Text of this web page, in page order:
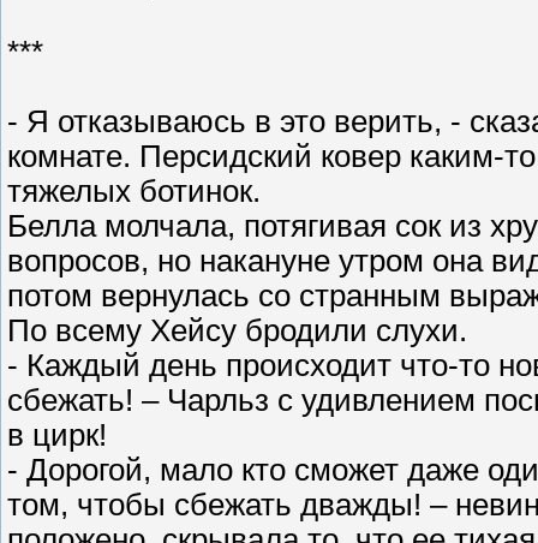
***
- Я отказываюсь в это верить, -
комнате. Персидский ковер каким-
тяжелых ботинок.
Белла молчала, потягивая сок из
вопросов, но накануне утром она
потом вернулась со странным
По всему Хейсу бродили слухи.
- Каждый день происходит что-то
сбежать! – Чарльз с удивлением
в цирк!
- Дорогой, мало кто сможет даже
том, чтобы сбежать дважды! –